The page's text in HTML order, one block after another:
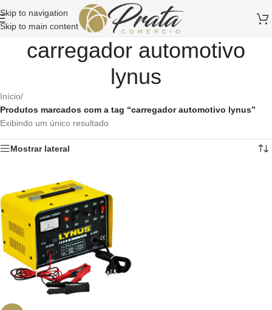
Skip to navigation
Skip to main content
carregador automotivo
lynus
Início/
Produtos marcados com a tag “carregador automotivo lynus”
Exibindo um único resultado
Mostrar lateral